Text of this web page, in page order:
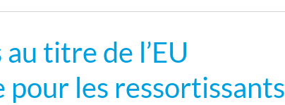
titre de l’EU
les ressortissants